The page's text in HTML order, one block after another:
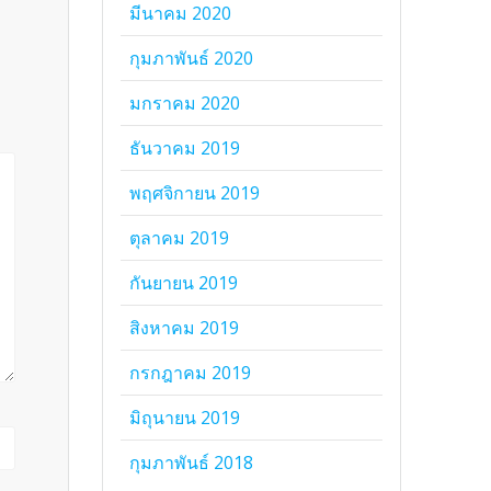
มีนาคม 2020
กุมภาพันธ์ 2020
มกราคม 2020
ธันวาคม 2019
พฤศจิกายน 2019
ตุลาคม 2019
กันยายน 2019
สิงหาคม 2019
กรกฎาคม 2019
มิถุนายน 2019
กุมภาพันธ์ 2018